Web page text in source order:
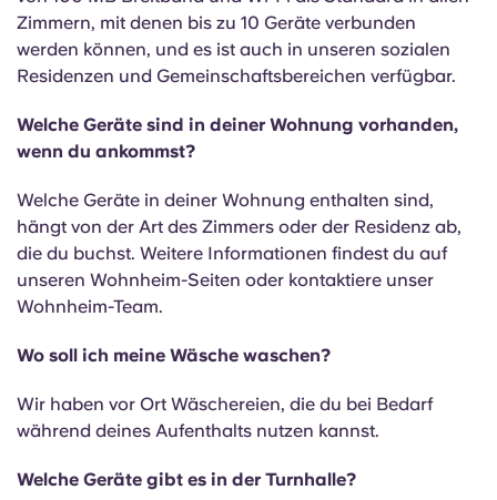
Zimmern, mit denen bis zu 10 Geräte verbunden
werden können, und es ist auch in unseren sozialen
Residenzen und Gemeinschaftsbereichen verfügbar.
Welche Geräte sind in deiner Wohnung vorhanden,
wenn du ankommst?
Welche Geräte in deiner Wohnung enthalten sind,
hängt von der Art des Zimmers oder der Residenz ab,
die du buchst. Weitere Informationen findest du auf
unseren Wohnheim-Seiten oder kontaktiere unser
Wohnheim-Team.
Wo soll ich meine Wäsche waschen?
Wir haben vor Ort Wäschereien, die du bei Bedarf
während deines Aufenthalts nutzen kannst.
Welche Geräte gibt es in der Turnhalle?